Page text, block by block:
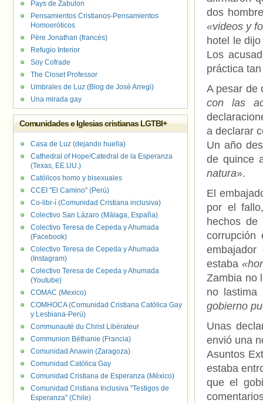
dos
«videos y
hotel le
Los
práctica
A pesar de
con las
a declarar
Un año
de quince
natura».
El
por el
hechos
corrupción
estaba
Zambia no
no
gobierno
Unas
envió una
Asuntos
estaba
que el
Pays de Zabulon
Pensamientos Cristianos-Pensamientos
Homoeróticos
Père Jonathan (francés)
Refugio Interior
Soy Cofrade
The Closet Professor
Umbrales de Luz (Blog de José Arregi)
Una mirada gay
Comunidades e Iglesias cristianas LGTBI+
Casa de Luz (dejando huella)
Cathedral of Hope/Catedral de la Esperanza
(Texas, EE.UU.)
Católicos homo y bisexuales
CCEI "El Camino" (Perú)
Co-libr-í (Comunidad Cristiana inclusiva)
Colectivo San Lázaro (Málaga, España)
Colectivo Teresa de Cepeda y Ahumada
(Facebook)
Colectivo Teresa de Cepeda y Ahumada
(Instagram)
Colectivo Teresa de Cepeda y Ahumada
(Youtube)
COMAC (Mexico)
COMHOCA (Comunidad Cristiana Católica Gay
y Lesbiana-Perú)
Communauté du Christ Libérateur
Communion Béthanie (Francia)
Comunidad Anawin (Zaragoza)
Comunidad Católica Gay
Comunidad Cristiana de Esperanza (México)
Comunidad Cristiana Inclusiva "Testigos de
Esperanza" (Chile)